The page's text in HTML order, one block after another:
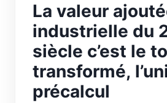
La valeur
industrielle du
siècle c’est le
transformé,
précalcul